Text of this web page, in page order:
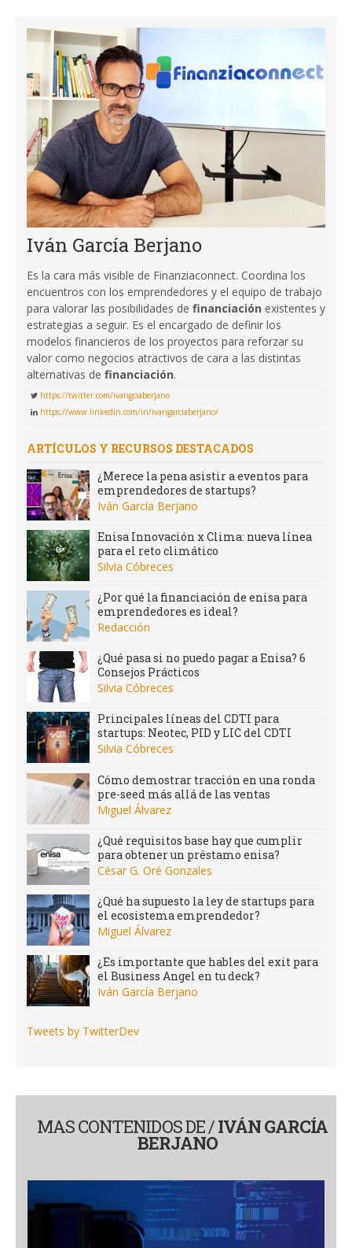
Iván García Berjano
Es la cara más visible de Finanziaconnect. Coordina los
encuentros con los emprendedores y el equipo de trabajo
para valorar las posibilidades de financiación existentes y
estrategias a seguir. Es el encargado de definir los
modelos financieros de los proyectos para reforzar su
valor como negocios atractivos de cara a las distintas
alternativas de financiación.
https://twitter.com/ivangciaberjano
https://www.linkedin.com/in/ivangarciaberjano/
ARTÍCULOS Y RECURSOS DESTACADOS
¿Merece la pena asistir a eventos para
emprendedores de startups?
Iván García Berjano
Enisa Innovación x Clima: nueva línea
para el reto climático
Silvia Cóbreces
¿Por qué la financiación de enisa para
emprendedores es ideal?
Redacción
¿Qué pasa si no puedo pagar a Enisa? 6
Consejos Prácticos
Silvia Cóbreces
Principales líneas del CDTI para
startups: Neotec, PID y LIC del CDTI
Silvia Cóbreces
Cómo demostrar tracción en una ronda
pre-seed más allá de las ventas
Miguel Álvarez
¿Qué requisitos base hay que cumplir
para obtener un préstamo enisa?
César G. Oré Gonzales
¿Qué ha supuesto la ley de startups para
el ecosistema emprendedor?
Miguel Álvarez
¿Es importante que hables del exit para
el Business Angel en tu deck?
Iván García Berjano
Tweets by TwitterDev
MAS CONTENIDOS DE /IVÁN GARCÍA
BERJANO